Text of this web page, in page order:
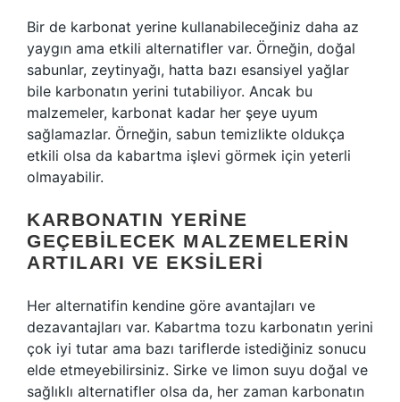
Bir de karbonat yerine kullanabileceğiniz daha az
yaygın ama etkili alternatifler var. Örneğin, doğal
sabunlar, zeytinyağı, hatta bazı esansiyel yağlar
bile karbonatın yerini tutabiliyor. Ancak bu
malzemeler, karbonat kadar her şeye uyum
sağlamazlar. Örneğin, sabun temizlikte oldukça
etkili olsa da kabartma işlevi görmek için yeterli
olmayabilir.
KARBONATIN YERINE
GEÇEBILECEK MALZEMELERIN
ARTILARI VE EKSILERI
Her alternatifin kendine göre avantajları ve
dezavantajları var. Kabartma tozu karbonatın yerini
çok iyi tutar ama bazı tariflerde istediğiniz sonucu
elde etmeyebilirsiniz. Sirke ve limon suyu doğal ve
sağlıklı alternatifler olsa da, her zaman karbonatın